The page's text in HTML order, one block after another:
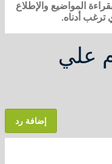
المواضيع والإطلاع
ترغب أدناه.
علي
إضافة رد